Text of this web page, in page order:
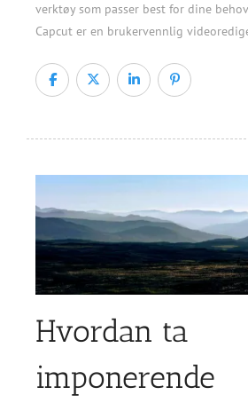
verktøy som passer best for dine
Capcut er en brukervennlig
Hvordan ta
imponerende